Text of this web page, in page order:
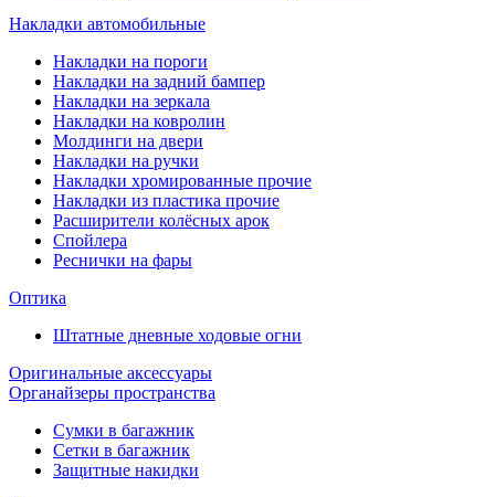
Накладки автомобильные
Накладки на пороги
Накладки на задний бампер
Накладки на зеркала
Накладки на ковролин
Молдинги на двери
Накладки на ручки
Накладки хромированные прочие
Накладки из пластика прочие
Расширители колёсных арок
Спойлера
Реснички на фары
Оптика
Штатные дневные ходовые огни
Оригинальные аксессуары
Органайзеры пространства
Сумки в багажник
Сетки в багажник
Защитные накидки